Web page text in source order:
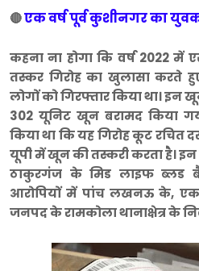
🔴एक वर्ष पूर्व कुशीनगर का
कहना ना होगा कि वर्ष 2022 में
तस्कर गिरोह का खुलासा करते
लोगों को गिरफ्तार किया था।
302 यूनिट खून बरामद किया
किया था कि यह गिरोह कूट रचित
यूपी में खून की तस्करी करता है।
ठाकुरगंज के मिड लाइफ ब्लड
आरोपियों में पांच लखनऊ के,
जनपद के रामकोला थानाक्षेत्र के